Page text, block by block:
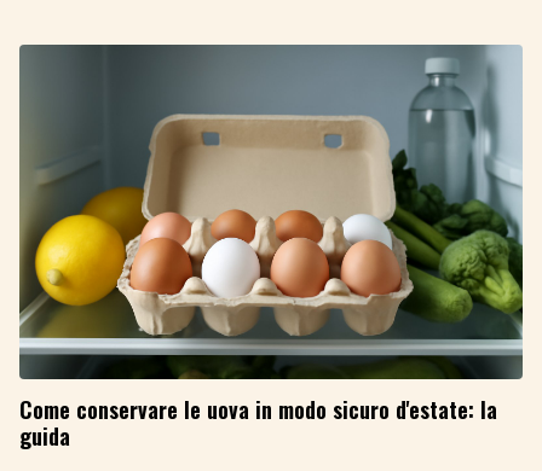
Come conservare le uova in modo sicuro d'estate: la
guida